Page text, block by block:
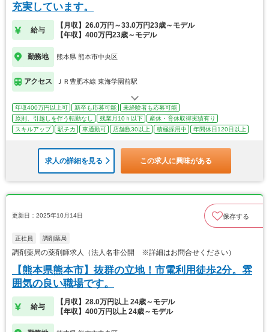
充実しています。
給与
【月収】26.0万円～33.0万円23歳～モデル
【年収】400万円23歳～モデル
勤務地 熊本県 熊本市中央区
アクセス ＪＲ豊肥本線 東海学園前駅
年収400万円以上可 新卒も応募可能
未経験者も応募可能
原則、引越しを伴う転勤なし
残業月10ｈ以下
産休・育休取得実績有り
スキルアップ
駅チカ 車通勤可 店舗数30以上 積極採用中 年間休日120日以上
求人の詳細を見る この求人に興味がある
更新日：2025年10月14日 保存する
正社員 調剤薬局
調剤薬局の薬剤師求人（法人名非公開 ※詳細はお問合せください）
【熊本県熊本市】抜群の立地！市電利用徒歩2分。雰
囲気の良い職場です。
給与
【月収】28.0万円以上 24歳～モデル
【年収】400万円以上 24歳～モデル